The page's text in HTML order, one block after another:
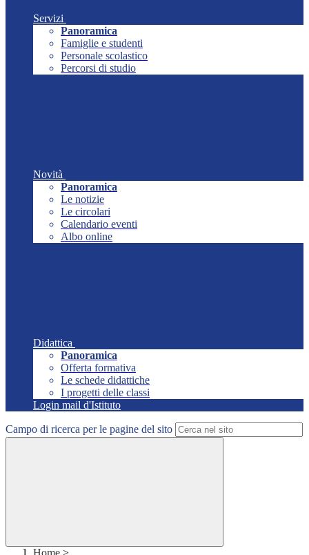
Servizi
Panoramica
Famiglie e studenti
Personale scolastico
Percorsi di studio
Novità
Panoramica
Le notizie
Le circolari
Calendario eventi
Albo online
Didattica
Panoramica
Offerta formativa
Le schede didattiche
I progetti delle classi
Login mail d'Istituto
Campo di ricerca per le pagine del sito